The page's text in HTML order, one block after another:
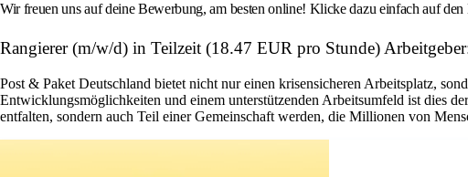
Wir freuen uns auf deine Bewerbung, am besten online! Klicke dazu einfach auf
Rangierer (m/w/d) in Teilzeit (18.47 EUR pro Stunde)
Post & Paket Deutschland bietet nicht nur einen krisensicheren Arbeitsplatz,
Entwicklungsmöglichkeiten und einem unterstützenden Arbeitsumfeld ist dies
entfalten, sondern auch Teil einer Gemeinschaft werden, die Millionen von